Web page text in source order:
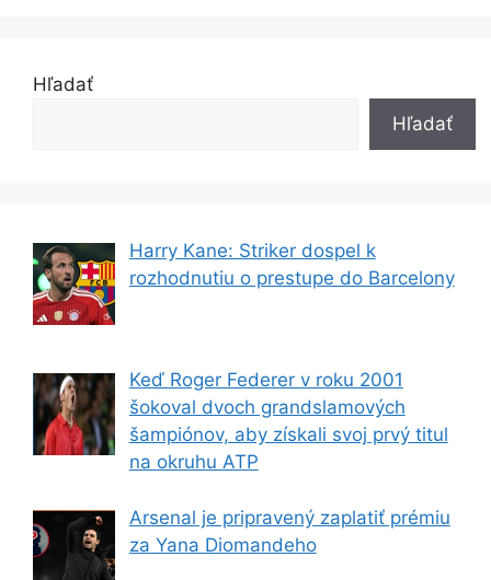
Hľadať
Hľadať
Harry Kane: Striker dospel k
rozhodnutiu o prestupe do Barcelony
Keď Roger Federer v roku 2001
šokoval dvoch grandslamových
šampiónov, aby získali svoj prvý titul
na okruhu ATP
Arsenal je pripravený zaplatiť prémiu
za Yana Diomandeho